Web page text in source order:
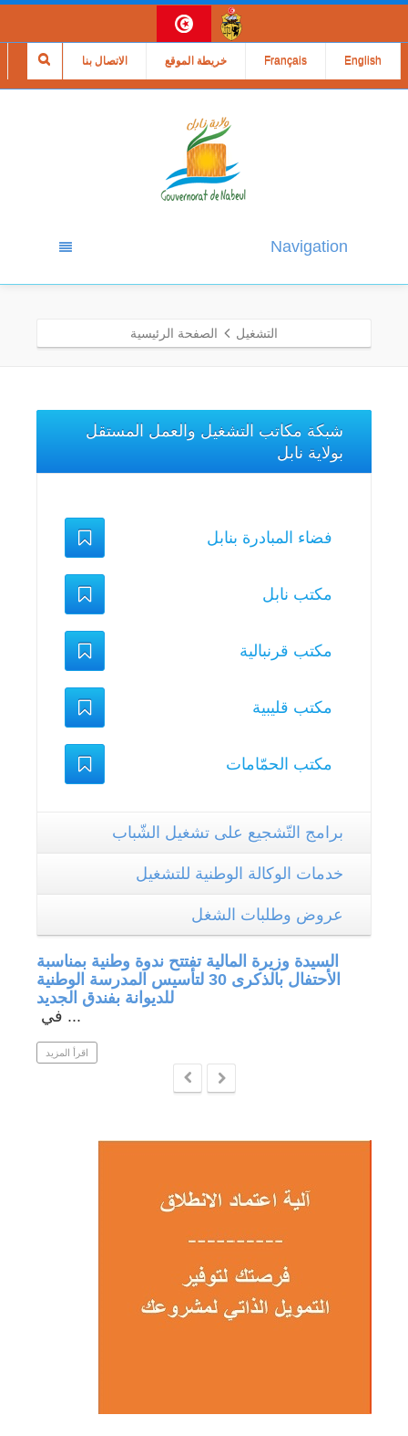
الاتصال بنا خريطة الموقع Français English
Navigation
التشغيل الصفحة الرئيسية
شبكة مكاتب التشغيل والعمل المستقل
بولاية نابل
فضاء المبادرة بنابل
مكتب نابل
مكتب قرنبالية
مكتب قليبية
مكتب الحمّامات
برامج التّشجيع على تشغيل الشّباب
خدمات الوكالة الوطنية للتشغيل
عروض وطلبات الشغل
السيدة وزيرة المالية تفتتح ندوة وطنية بمناسبة
الأحتفال بالذكرى 30 لتأسيس المدرسة الوطنية
للديوانة بفندق الجديد
في ...
اقرأ المزيد